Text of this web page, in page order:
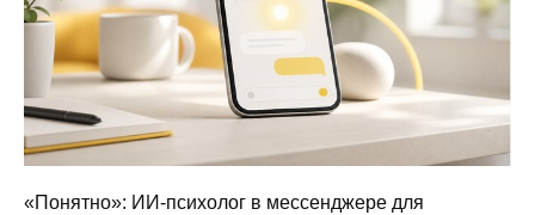
«Понятно»: ИИ-психолог в мессенджере для